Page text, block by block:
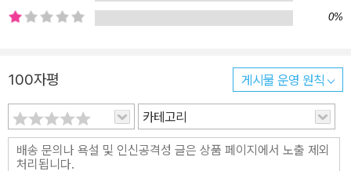
보는 동시 일기, 신문 기사의 내용과 자신의 생각을 연결시켜 쓰는 NI
E 일기 등 다양한 형식의 글을 써 볼 수 있는 많은 기회가 주어집니다.
식의 글을 써 볼 수 있습니다. 4. 자신만의 글씨체를 만들어 나갈 수
정성을 쏟을 수 있는 기회를 줍니다. 한 자 한 자 또박또박 정성스럽게
쓰다 보면 자신의 생각을 정리하는 능력도 기를 수 있습니다.
0%
100자평 게시물 운영 원칙
카테고리